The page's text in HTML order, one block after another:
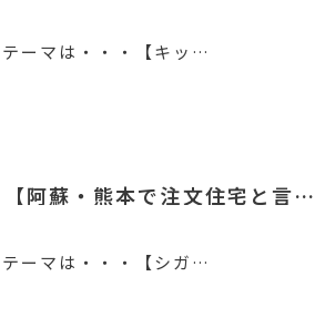
ーマは・・・【キッ…
阿蘇・熊本で注文住宅と言…
ーマは・・・【シガ…